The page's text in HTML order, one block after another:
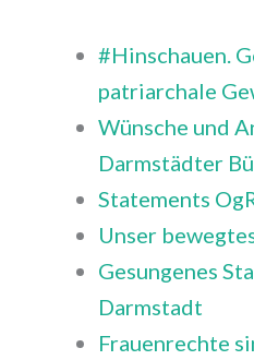
#Hinschauen.
patriarchale
Wünsche und
Darmstädter
Statements
Unser
Gesungenes
Darmstadt
Frauenrechte